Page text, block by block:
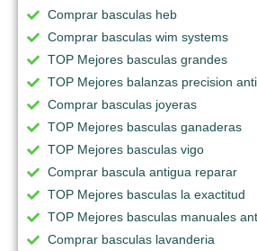
Comprar basculas heb
Comprar basculas wim systems
TOP Mejores basculas grandes
TOP Mejores balanzas precision
Comprar basculas joyeras
TOP Mejores basculas ganaderas
TOP Mejores basculas vigo
Comprar bascula antigua reparar
TOP Mejores basculas la exactitud
TOP Mejores basculas manuales
Comprar basculas lavanderia